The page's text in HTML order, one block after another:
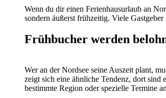
Wenn du dir einen Ferienhausurlaub an
sondern äußerst frühzeitig. Viele
Frühbucher werden
Wer an der Nordsee seine Auszeit plant,
zeigt sich eine ähnliche Tendenz, dort sind
bestimmte Region oder spezielle Termine